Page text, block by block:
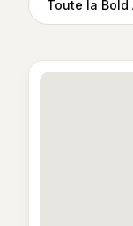
Toute la Bold